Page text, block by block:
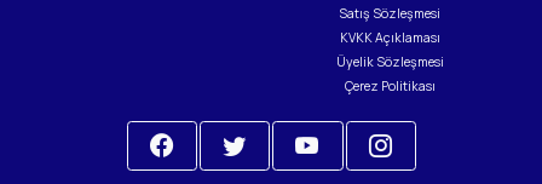
Satış Sözleşmesi
KVKK Açıklaması
Üyelik Sözleşmesi
Çerez Politikası